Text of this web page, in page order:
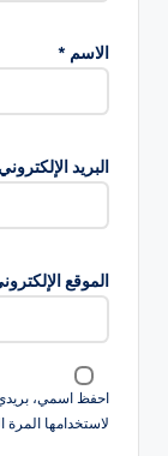
الاسم *
البريد الإلكتروني
الموقع
احفظ اسمي، بريدي
لاستخدامها المرة